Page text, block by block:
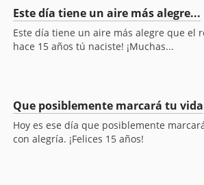
Este día tiene un aire más alegre...
Este día tiene un aire más alegre que el
hace 15 años tú naciste! ¡Muchas...
Que posiblemente marcará tu vida
Hoy es ese día que posiblemente
con alegría. ¡Felices 15 años!